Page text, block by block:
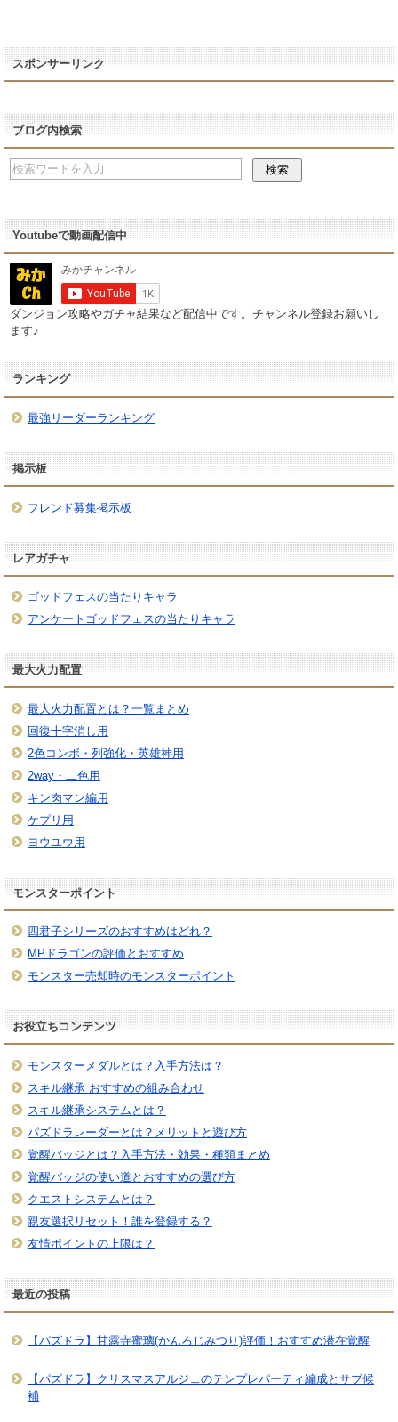
スポンサーリンク
ブログ内検索
Youtubeで動画配信中
ダンジョン攻略やガチャ結果など配信中です。チャンネル登録お願いし
ます♪
ランキング
最強リーダーランキング
掲示板
フレンド募集掲示板
レアガチャ
ゴッドフェスの当たりキャラ
アンケートゴッドフェスの当たりキャラ
最大火力配置
最大火力配置とは？一覧まとめ
回復十字消し用
2色コンボ・列強化・英雄神用
2way・二色用
キン肉マン編用
ケプリ用
ヨウユウ用
モンスターポイント
四君子シリーズのおすすめはどれ？
MPドラゴンの評価とおすすめ
モンスター売却時のモンスターポイント
お役立ちコンテンツ
モンスターメダルとは？入手方法は？
スキル継承 おすすめの組み合わせ
スキル継承システムとは？
パズドラレーダーとは？メリットと遊び方
覚醒バッジとは？入手方法・効果・種類まとめ
覚醒バッジの使い道とおすすめの選び方
クエストシステムとは？
親友選択リセット！誰を登録する？
友情ポイントの上限は？
最近の投稿
【パズドラ】甘露寺蜜璃(かんろじみつり)評価！おすすめ潜在覚醒
【パズドラ】クリスマスアルジェのテンプレパーティ編成とサブ候
補